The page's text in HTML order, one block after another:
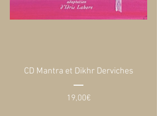
CD Mantra et Dikhr Derviches
19,00€Prix